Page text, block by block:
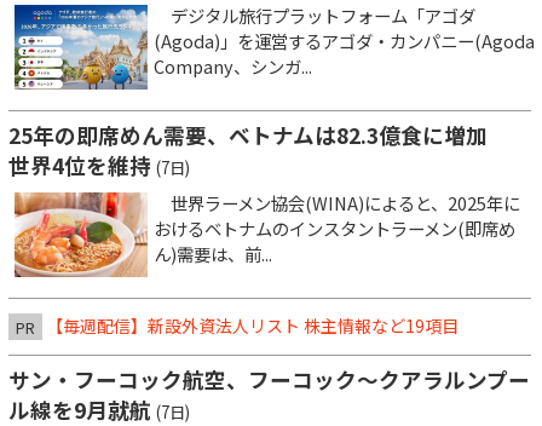
デジタル旅行プラットフォーム「アゴダ
(Agoda)」を運営するアゴダ・カンパニー(Agoda
Company、シンガ...
25年の即席めん需要、ベトナムは82.3億食に増加
世界4位を維持 (7日)
世界ラーメン協会(WINA)によると、2025年に
おけるベトナムのインスタントラーメン(即席め
ん)需要は、前...
PR 【毎週配信】新設外資法人リスト 株主情報など19項目
サン・フーコック航空、フーコック～クアラルンプー
ル線を9月就航 (7日)